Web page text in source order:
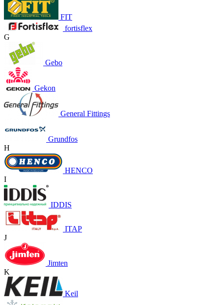
FIT
fortisflex
G
Gebo
Gekon
General Fittings
Grundfos
H
HENCO
I
IDDIS
ITAP
J
Jimten
K
Keil